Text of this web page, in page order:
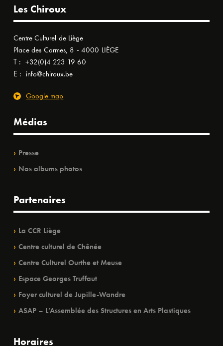
Les Chiroux
Centre Culturel de Liège
Place des Carmes, 8 - 4000 LIÈGE
T : +32(0)4 223 19 60
E : info@chiroux.be
Google map
Médias
Presse
Nos albums photos
Partenaires
La CCR Liège
Centre culturel de Chênée
Centre Culturel Ourthe et Meuse
Espace Georges Truffaut
Foyer culturel de Jupille-Wandre
ASAP – L’Assemblée des Structures en Arts Plastiques
Horaires